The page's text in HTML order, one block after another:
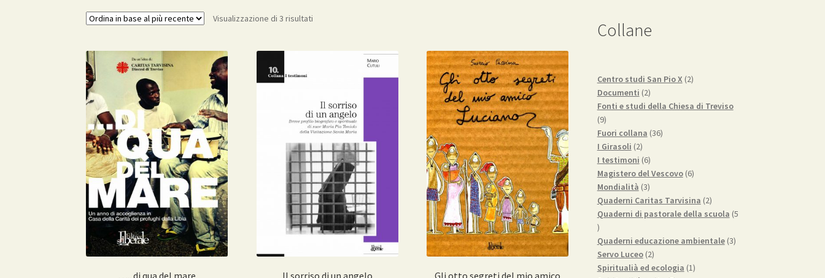
Visualizzazione di 3 risultati
Collane
Centro studi San Pio X 22
Documenti 22
prodotti
Fonti e studi della Chiesa di Treviso
99
prodotti
Fuori collana 3636
I Girasoli 22
prodotti
I testimoni 66
prodotti
Magistero del Vescovo 66
Mondialità 33
prodotti
Quaderni Caritas Tarvisina 22
prodotti
Quaderni di pastorale della scuola 5
5
prodotti
Quaderni educazione ambientale 33
Servo Luceo 22
prodotti
Spiritualià ed ecologia 11